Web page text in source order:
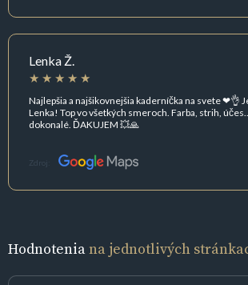
Lenka Ž.
Najlepšia a najšikovnejšia kaderníčka na svete ❤👌
Lenka! Top vo všetkých smeroch. Farba, strih,
dokonalé. ĎAKUJEM 💥🙏
Zdroj:
Hodnoteniana jednotlivých